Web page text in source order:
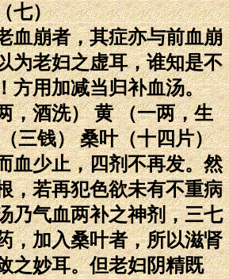
）
崩者，其症亦与前血崩
为老妇之虚耳，谁知是不
方用加减当归补血汤。
酒洗） 黄 （一两，生
三钱） 桑叶（十四片）
血少止，四剂不再发。然
，若再犯色欲未有不重病
乃气血两补之神剂，三七
，加入桑叶者，所以滋肾
之妙耳。但老妇阴精既